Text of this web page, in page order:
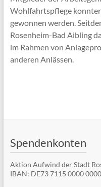
Wohlfahrtspflege
gewonnen werden.
Rosenheim-Bad Aibling
im Rahmen von
anderen Anlässen.
Spendenkonten
Aktion Aufwind der Stadt
IBAN: DE73 7115 0000